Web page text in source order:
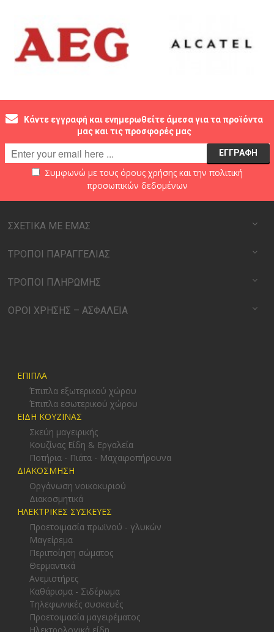
Κάντε εγγραφή και ενημερωθείτε άμεσα για τα προϊόντα
μας και τις προσφορές μας
Συμφωνώ με τους όρους χρήσηςκαι την πολιτική
προσωπικών δεδομένων
ΣΧΕΤΙΚΑ ΜΕ ΕΜΑΣ
ΤΡΟΠΟΙ ΠΑΡΑΓΓΕΛΙΑΣ
ΤΡΟΠΟΙ ΠΛΗΡΩΜΗΣ
ΟΡΟΙ ΧΡΗΣΗΣ – ΑΣΦΑΛΕΙΑ
ΕΠΙΠΛΑ
Έπιπλα εξωτερικού χώρου
Έπιπλα εσωτερικού χώρου
ΕΙΔΗ ΚΟΥΖΙΝΑΣ
Σκεύη μαγειρικής
Κουζίνας Είδη & Εργαλεία
Ποτήρια - Πιάτα - Μαχαιροπήρουνα
ΔΙΑΚΟΣΜΗΣΗ
Οργάνωση νοικοκυριού
Διακοσμητικά
ΗΛΕΚΤΡΙΚΕΣ ΣΥΣΚΕΥΕΣ
Προετοιμασία πρωϊνού - γλυκών
Μαγείρεμα
Περιποίηση σώματος
Θερμαντικά
Ανεμιστήρες
Καθάρισμα - Σιδέρωμα
Τηλεφωνικές συσκευές
Προετοιμασία μαγειρέματος